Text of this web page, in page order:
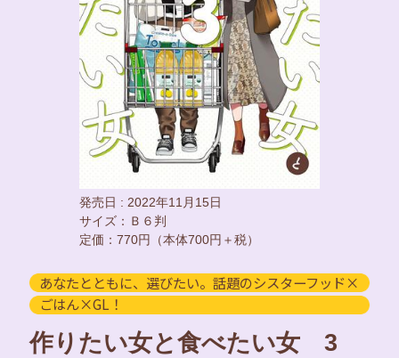
発売日 : 2022年11月15日
サイズ：Ｂ６判
定価：770円（本体700円＋税）
あなたとともに、選びたい。話題のシスターフッド×
ごはん×GL！
作りたい女と食べたい女 3